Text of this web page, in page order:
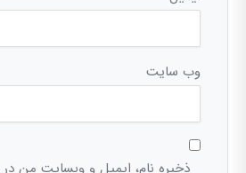
وب‌ سایت
ذخیره نام، ایمیل و وبسایت من در